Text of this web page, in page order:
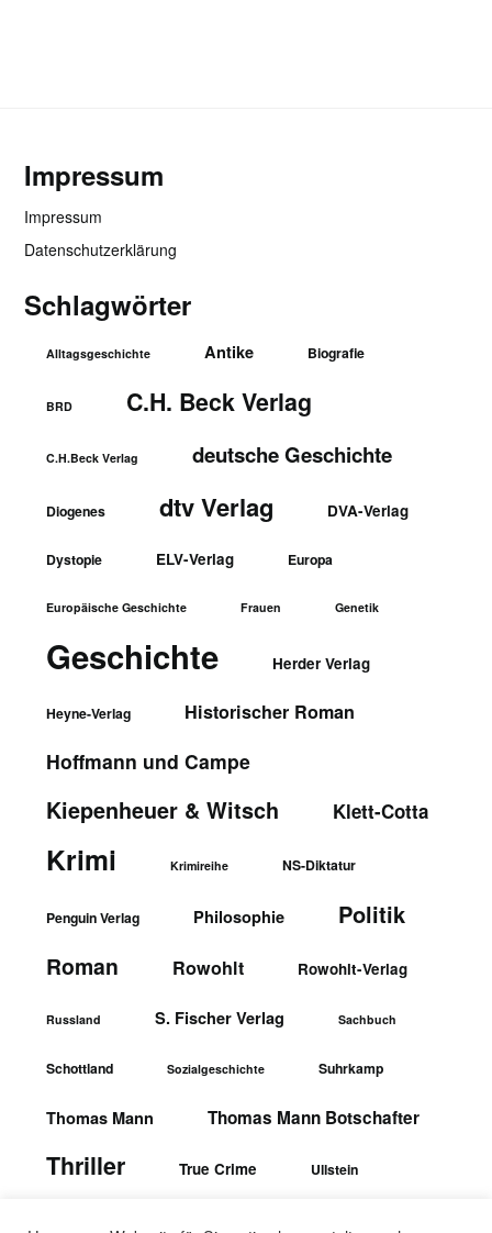
Impressum
Impressum
Datenschutzerklärung
Schlagwörter
Alltagsgeschichte Antike Biografie
BRD C.H. Beck Verlag
C.H.Beck Verlag deutsche Geschichte
Diogenes dtv Verlag DVA-Verlag
Dystopie ELV-Verlag Europa
Europäische Geschichte Frauen Genetik
Geschichte Herder Verlag
Heyne-Verlag Historischer Roman
Hoffmann und Campe
Kiepenheuer & Witsch Klett-Cotta
Krimi Krimireihe NS-Diktatur
Penguin Verlag Philosophie Politik
Roman Rowohlt Rowohlt-Verlag
Russland S. Fischer Verlag Sachbuch
Schottland Sozialgeschichte Suhrkamp
Thomas Mann Thomas Mann Botschafter
Thriller True Crime Ullstein